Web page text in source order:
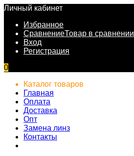
Личный кабинет
Избранное
СравнениеТовар в сравнении
Вход
Регистрация
0
Каталог товаров
Главная
Оплата
Доставка
Опт
Замена линз
Контакты